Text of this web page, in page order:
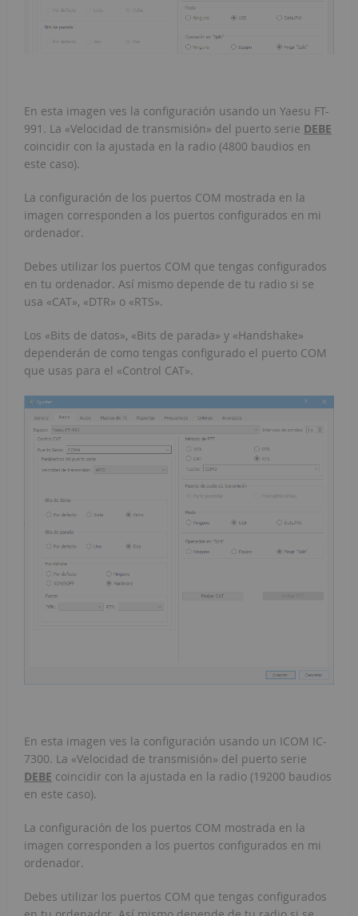
En esta imagen ves la configuración usando un Yaesu FT-
991. La «Velocidad de transmisión» del puerto serie DEBE
coincidir con la ajustada en la radio (4800 baudios en
este caso).
La configuración de los puertos COM mostrada en la
imagen corresponden a los puertos configurados en mi
ordenador.
Debes utilizar los puertos COM que tengas configurados
en tu ordenador. Así mismo depende de tu radio si se
usa «CAT», «DTR» o «RTS».
Los «Bits de datos», «Bits de parada» y «Handshake»
dependerán de como tengas configurado el puerto COM
que usas para el «Control CAT».
En esta imagen ves la configuración usando un ICOM IC-
7300. La «Velocidad de transmisión» del puerto serie
DEBE coincidir con la ajustada en la radio (19200 baudios
en este caso).
La configuración de los puertos COM mostrada en la
imagen corresponden a los puertos configurados en mi
ordenador.
Debes utilizar los puertos COM que tengas configurados